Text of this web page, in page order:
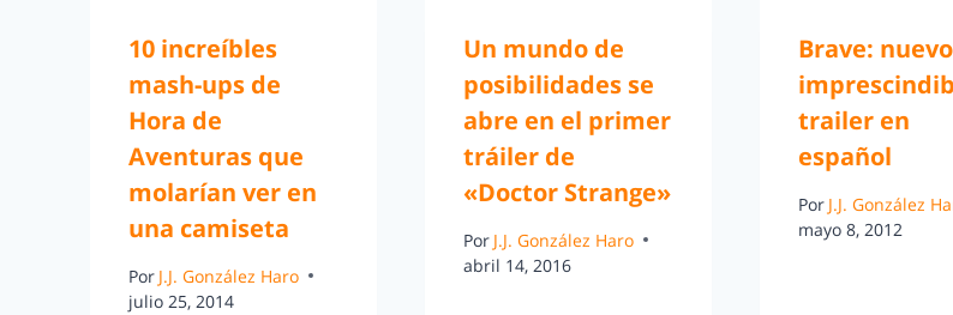
10 increíbles
mash-ups de
Hora de
Aventuras que
molarían ver en
una camiseta
Por J.J. González Haro
julio 25, 2014
Un mundo de
posibilidades se
abre en el primer
tráiler de
«Doctor Strange»
Por J.J. González Haro
abril 14, 2016
Brave:
trailer en
español
Por J.J. González
mayo 8, 2012